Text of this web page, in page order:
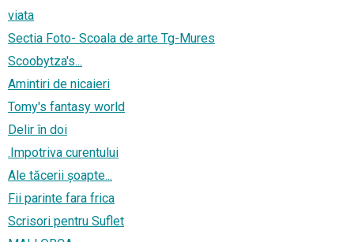
viata
Sectia Foto- Scoala de arte Tg-Mures
Scoobytza's...
Amintiri de nicaieri
Tomy's fantasy world
Delir în doi
.Impotriva curentului
Ale tăcerii șoapte...
Fii parinte fara frica
Scrisori pentru Suflet